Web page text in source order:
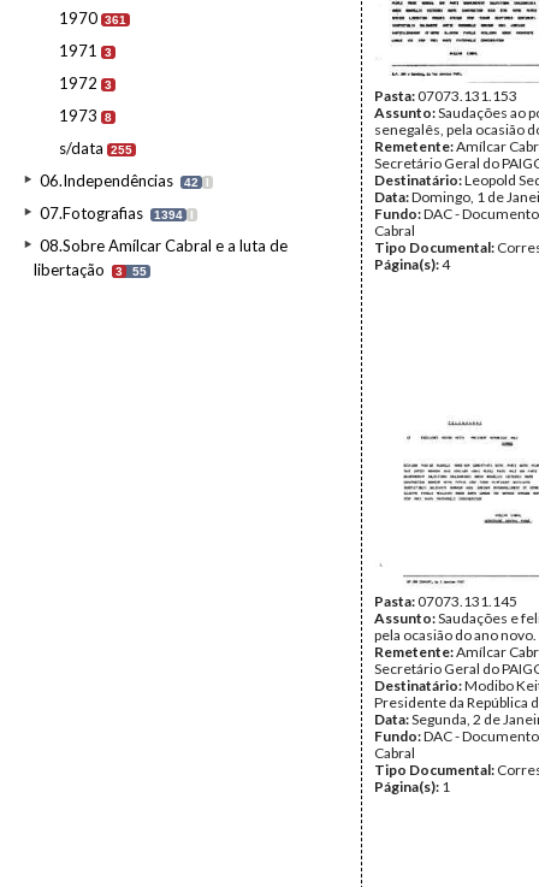
1970 361
1971 3
1972 3
1973 8
s/data 255
06.Independências 42 I
07.Fotografias 1394 I
08.Sobre Amílcar Cabral e a luta de
libertação
3 55
Pasta:07073.131.153
Assunto:Saudações ao
senegalês, pela ocasião
Remetente:Amílcar
Secretário Geral do
Destinatário:Leopold
Data:Domingo, 1 de
Fundo:DAC -
Cabral
Tipo Documental:
Página(s):4
Pasta:07073.131.145
Assunto:Saudações e
pela ocasião do ano novo.
Remetente:Amílcar
Secretário Geral do
Destinatário:Modibo
Presidente da República
Data:Segunda, 2 de
Fundo:DAC -
Cabral
Tipo Documental:
Página(s): 1